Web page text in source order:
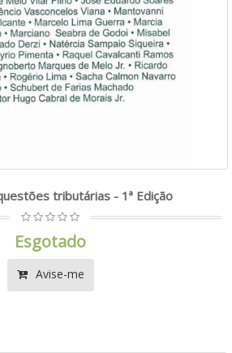
tributárias - 1ª Edição
Esgotado
Avise-me